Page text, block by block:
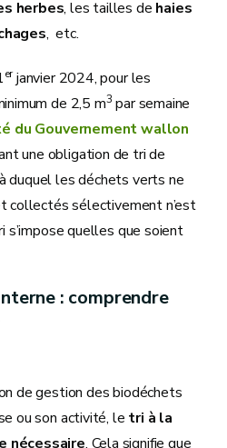
herbes, les tailles de haies
, etc.
erjanvier 2024, pour les
de 2,5 m3 par semaine
du Gouvernement wallon
une obligation de tri de
duquel les déchets verts ne
collectés sélectivement n’est
s’impose quelles que soient
: comprendre
de gestion des biodéchets
ou son activité, le tri à la
nécessaire. Cela signifie que